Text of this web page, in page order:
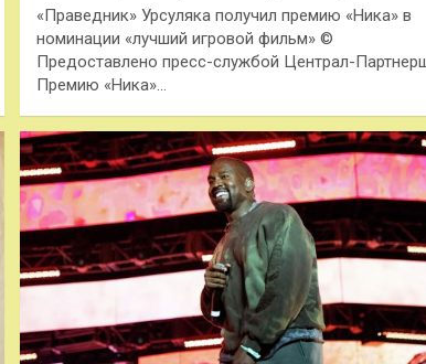
«Праведник» Урсуляка получил премию «Ника» в
номинации «лучший игровой фильм» ©
Предоставлено пресс-службой Централ-
Премию «Ника»…